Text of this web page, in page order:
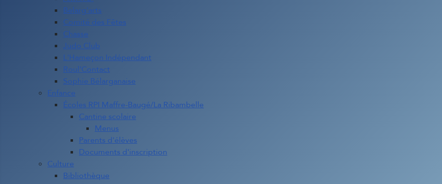
Belarg'arts
Comité des Fêtes
Chasse
Judo Club
L'Hameçon Indépendant
Roul'Contact
Sophie Bélarganaise
Enfance
Écoles RPI Maffre-Baugé/La Ribambelle
Cantine scolaire
Menus
Parents d'élèves
Documents d'inscription
Culture
Bibliothèque